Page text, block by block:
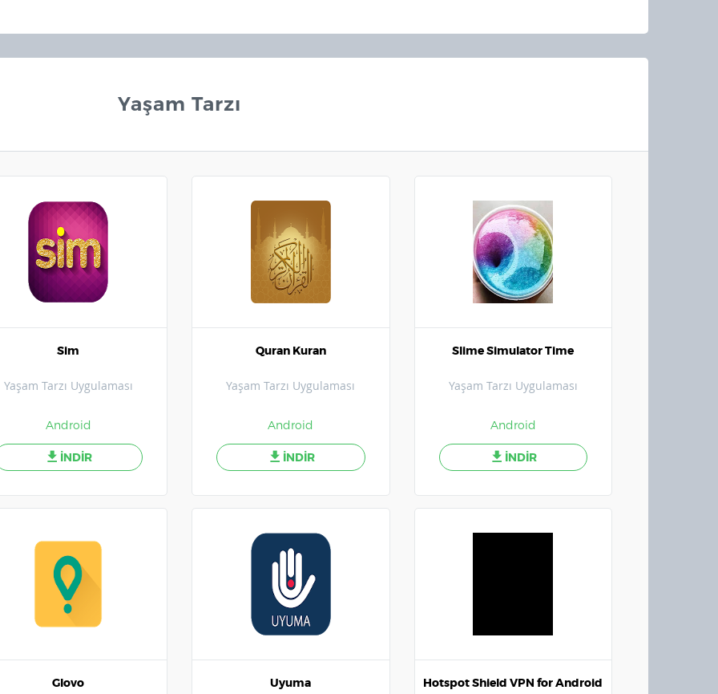
Yaşam Tarzı
Sim
Yaşam Tarzı Uygulaması
Android
İNDİR
Quran Kuran
Yaşam Tarzı Uygulaması
Android
İNDİR
Slime Simulator Time
Yaşam Tarzı Uygulaması
Android
İNDİR
Glovo Uyuma Hotspot Shield VPN for Android